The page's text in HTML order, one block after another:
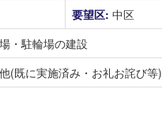
要望区: 中区
・駐輪場の建設
(既に実施済み・お礼お詫び等)